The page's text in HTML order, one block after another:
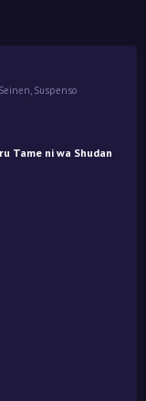
Seinen, Suspenso
Tame ni wa Shudan